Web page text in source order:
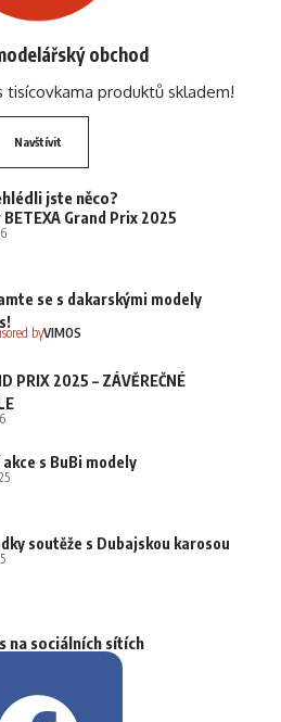
obchod
tisícovkama produktů skladem!
Navštívit
jste něco?
Grand Prix 2025
se s dakarskými modely
byVIMOS
PRIX 2025 – ZÁVĚREČNÉ
s BuBi modely
soutěže s Dubajskou karosou
na sociálních sítích